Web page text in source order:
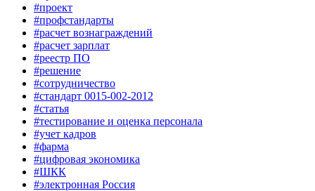
#проект
#профстандарты
#расчет вознаграждений
#расчет зарплат
#реестр ПО
#решение
#сотрудничество
#стандарт 0015-002-2012
#статья
#тестирование и оценка персонала
#учет кадров
#фарма
#цифровая экономика
#ШКК
#электронная Россия